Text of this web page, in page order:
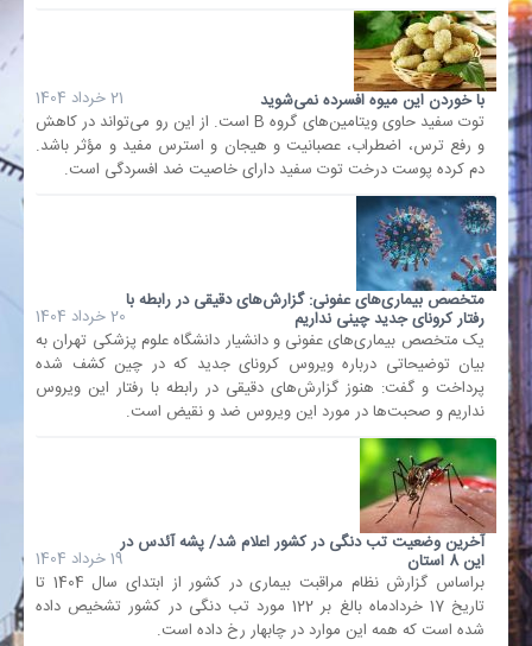
با خوردن این میوه افسرده نمی‌شوید
21 خرداد 1404
توت سفید حاوی ویتامین‌های گروه B است. از این رو می‌تواند در کاهش
و رفع ترس، اضطراب، عصبانیت و هیجان و استرس مفید و مؤثر باشد.
دم کرده پوست درخت توت سفید دارای خاصیت ضد افسردگی است.
متخصص بیماری‌های عفونی: گزارش‌های دقیقی در رابطه با
رفتار کرونای جدید چینی نداریم
20 خرداد 1404
یک متخصص بیماری‌های عفونی و دانشیار دانشگاه علوم پزشکی تهران به
بیان توضیحاتی درباره ویروس کرونای جدید که در چین کشف شده
پرداخت و گفت: هنوز گزارش‌های دقیقی در رابطه با رفتار این ویروس
نداریم و صحبت‌ها در مورد این ویروس ضد و نقیض است.
آخرین وضعیت تب دنگی در کشور اعلام شد/ پشه آئدس در
این 8 استان
19 خرداد 1404
براساس گزارش نظام مراقبت بیماری در کشور از ابتدای سال 1404 تا
تاریخ 17 خردادماه بالغ بر 122 مورد تب دنگی در کشور تشخیص داده
شده است که همه این موارد در چابهار رخ داده است.